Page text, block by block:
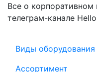
Все о корпоративном
телеграм-канале
Виды оборудования
Ассортимент